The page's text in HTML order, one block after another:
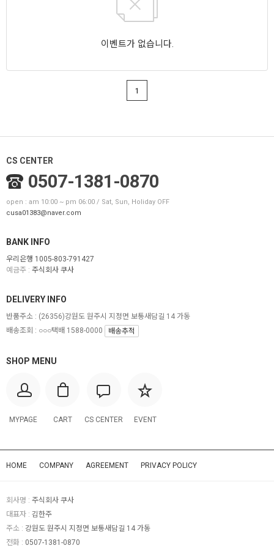
이벤트가 없습니다.
1
CS CENTER
0507-1381-0870
open : am 10:00 ~ pm 06:00 / Sat, Sun, Holiday OFF
cusa01383@naver.com
BANK INFO
우리은행 1005-803-791427
예금주 : 주식회사 쿠사
SHOP MENU
MYPAGE CART CS CENTER EVENT
DELIVERY INFO
반품주소 : (26356)강원도 원주시 지정면 보통새담길 14 가동
배송조회 : ○○○택배 1588-0000
배송추적
HOME COMPANY AGREEMENT PRIVACY POLICY
회사명 : 주식회사 쿠사
대표자 : 김한주
주소 : 강원도 원주시 지정면 보통새담길 14 가동
전화 : 0507-1381-0870